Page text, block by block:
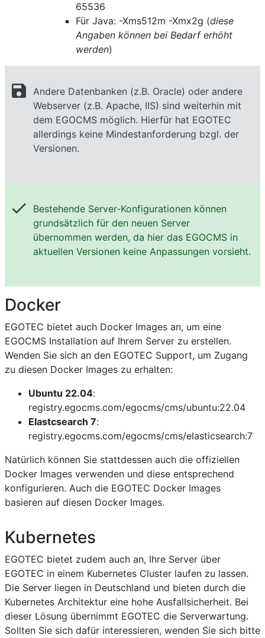
65536
Für Java: -Xms512m -Xmx2g (diese
Angaben können bei Bedarf erhöht
werden)
save Andere Datenbanken (z.B. Oracle) oder andere
Webserver (z.B. Apache, IIS) sind weiterhin mit
dem EGOCMS möglich. Hierfür hat EGOTEC
allerdings keine Mindestanforderung bzgl. der
Versionen.
check
Bestehende Server-Konfigurationen können
grundsätzlich für den neuen Server
übernommen werden, da hier das EGOCMS in
aktuellen Versionen keine Anpassungen vorsieht.
Docker
EGOTEC bietet auch Docker Images an, um eine
EGOCMS Installation auf Ihrem Server zu erstellen.
Wenden Sie sich an den EGOTEC Support, um Zugang
zu diesen Docker Images zu erhalten:
Ubuntu 22.04:
registry.egocms.com/egocms/cms/ubuntu:22.04
Elastcsearch 7:
registry.egocms.com/egocms/cms/elasticsearch:7
Natürlich können Sie stattdessen auch die offiziellen
Docker Images verwenden und diese entsprechend
konfigurieren. Auch die EGOTEC Docker Images
basieren auf diesen Docker Images.
Kubernetes
EGOTEC bietet zudem auch an, Ihre Server über
EGOTEC in einem Kubernetes Cluster laufen zu lassen.
Die Server liegen in Deutschland und bieten durch die
Kubernetes Architektur eine hohe Ausfallsicherheit. Bei
dieser Lösung übernimmt EGOTEC die Serverwartung.
Sollten Sie sich dafür interessieren, wenden Sie sich bitte